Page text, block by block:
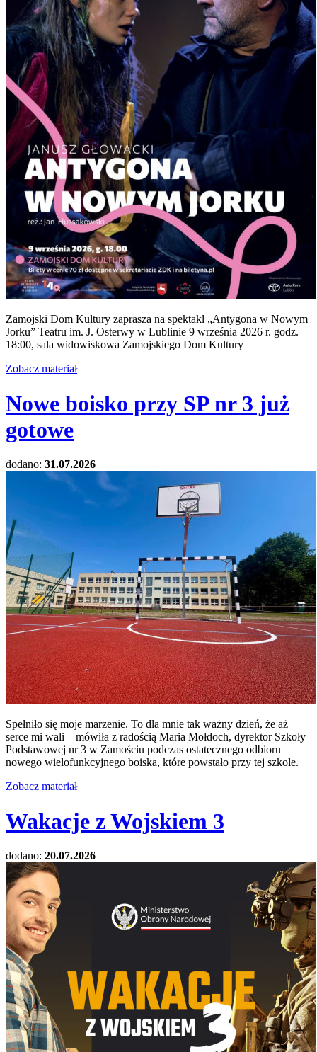
Zamojski Dom Kultury zaprasza na spektakl „Antygona w Nowym
Jorku” Teatru im. J. Osterwy w Lublinie 9 września 2026 r. godz.
18:00, sala widowiskowa Zamojskiego Dom Kultury
Zobacz materiał
Nowe boisko przy SP nr 3 już
gotowe
dodano: 31.07.2026
Spełniło się moje marzenie. To dla mnie tak ważny dzień, że aż
serce mi wali – mówiła z radością Maria Mołdoch, dyrektor Szkoły
Podstawowej nr 3 w Zamościu podczas ostatecznego odbioru
nowego wielofunkcyjnego boiska, które powstało przy tej szkole.
Zobacz materiał
Wakacje z Wojskiem 3
dodano: 20.07.2026